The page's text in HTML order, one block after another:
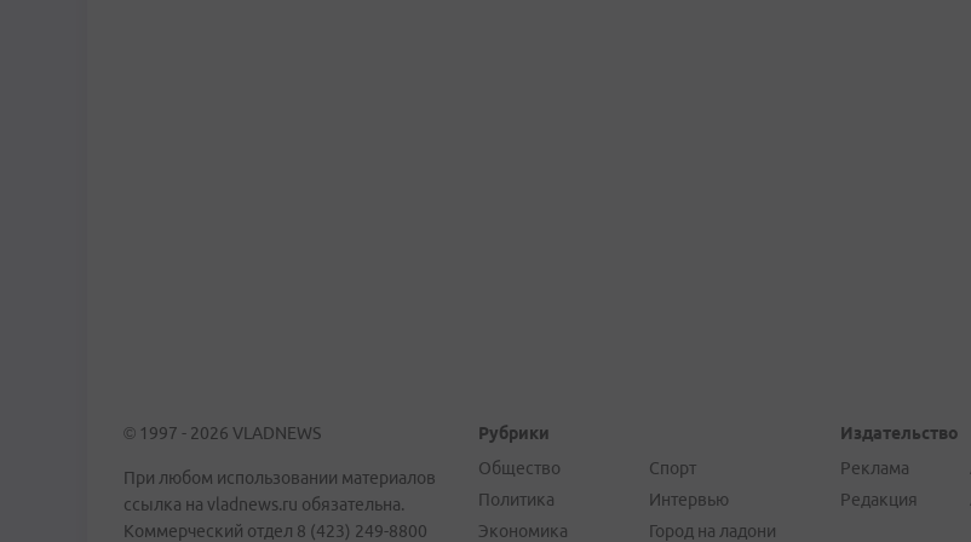
© 1997 - 2026 VLADNEWS
При любом использовании материалов
ссылка на vladnews.ru обязательна.
Коммерческий отдел 8 (423) 249-8800
Рубрики
Общество
Политика
Экономика
Спорт
Интервью
Город на ладони
Издательство
Реклама
Редакция